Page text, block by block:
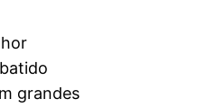
grandes